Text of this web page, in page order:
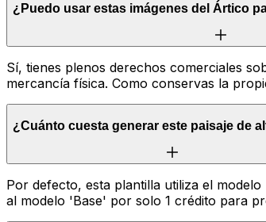
¿Puedo usar estas imágenes del Ártico
Sí, tienes plenos derechos comerciales
mercancía física. Como conservas la
¿Cuánto cuesta generar este paisaje de
Por defecto, esta plantilla utiliza el
al modelo 'Base' por solo 1 crédito para